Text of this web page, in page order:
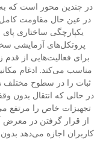
در چندین محور است که
یکپارچگی ساختاری
پروتکل‌های آزمایشی
برای فعالیت‌هایی از
مناسب می‌کند. ادغام
ثبات را در سطوح مختلف
در حالی که انتقال بدون
تجهیزات خاص را مرتفع
از قرار گرفتن در معرض
کاربران اجازه می‌دهد